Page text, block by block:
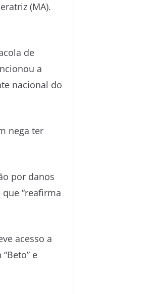
(MA).
de
a
nacional do
nega ter
por danos
“reafirma
acesso a
e